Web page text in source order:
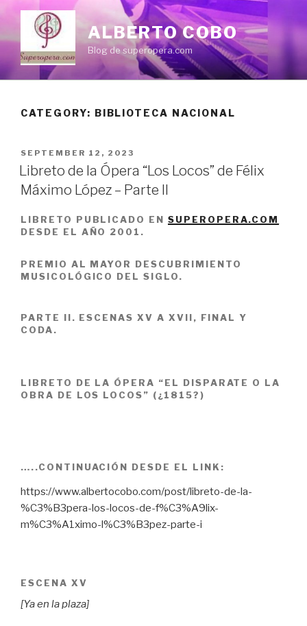
content
ALBERTO COBO
Blog de superopera.com
CATEGORY: BIBLIOTECA NACIONAL
POSTED
ON
SEPTEMBER 12, 2023
Libreto de la Ópera “Los Locos” de Félix
Máximo López – Parte II
LIBRETO PUBLICADO EN SUPEROPERA.COM
DESDE EL AÑO 2001.
PREMIO AL MAYOR DESCUBRIMIENTO
MUSICOLÓGICO DEL SIGLO.
PARTE II. ESCENAS XV A XVII, FINAL Y
CODA.
LIBRETO DE LA ÓPERA “EL DISPARATE O LA
OBRA DE LOS LOCOS” (¿1815?)
…..CONTINUACIÓN DESDE EL LINK:
https://www.albertocobo.com/post/libreto-de-la-
%C3%B3pera-los-locos-de-f%C3%A9lix-
m%C3%A1ximo-l%C3%B3pez-parte-i
ESCENA XV
[Ya en la plaza]